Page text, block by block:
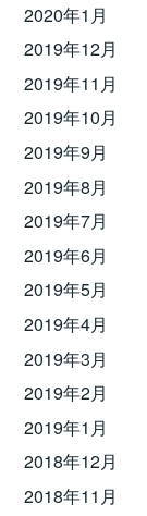
2020年1月
2019年12月
2019年11月
2019年10月
2019年9月
2019年8月
2019年7月
2019年6月
2019年5月
2019年4月
2019年3月
2019年2月
2019年1月
2018年12月
2018年11月